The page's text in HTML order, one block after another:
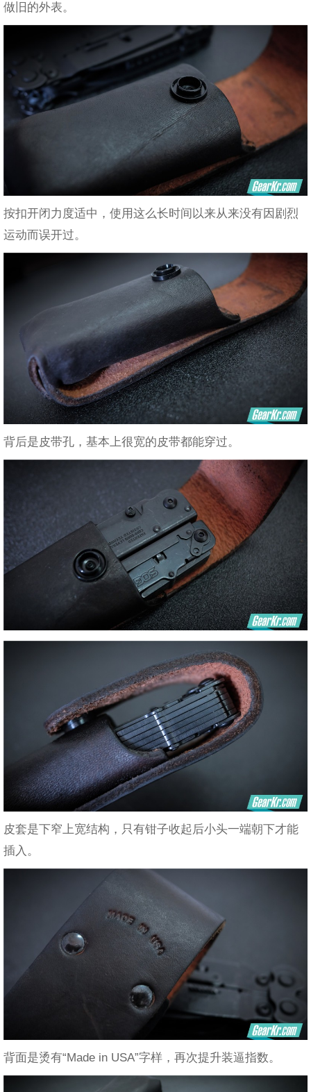
做旧的外表。
按扣开闭力度适中，使用这么长时间以来从来没有因剧烈
运动而误开过。
背后是皮带孔，基本上很宽的皮带都能穿过。
皮套是下窄上宽结构，只有钳子收起后小头一端朝下才能
插入。
背面是烫有“Made in USA”字样，再次提升装逼指数。